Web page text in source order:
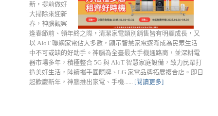
新，提前做好
大掃除來迎新
春，神腦觀察
逢春節前、領年終之際，清潔家電類別銷售皆有明顯成長，又
以 AIoT 聯網家電佔大多數，顯示智慧家電逐漸成為民眾生活
中不可或缺的好助手。神腦為全臺最大手機通路商，並深耕電
器市場多年，積極整合 5G 與 AIoT 智慧家庭設備，致力民眾打
造美好生活，陸續攜手國際牌、LG 家電品牌拓展複合店。即日
起歡慶新年，神腦推出家電、手機...... [閱讀更多]